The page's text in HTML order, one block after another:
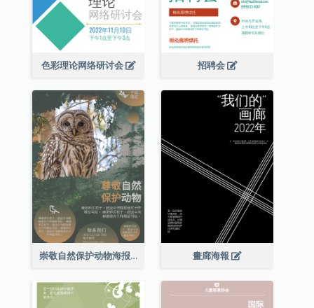
色彩理论网络研讨会 招聘会
崇敬自然保护动物海报 畫廊海報